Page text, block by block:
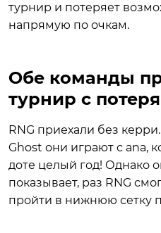
турнир и потеряет
напрямую по очкам.
Обе команды
турнир с
RNG приехали без
Ghost они играют с ana,
доте целый год! Однако
показывает, раз RNG
пройти в нижнюю сетку